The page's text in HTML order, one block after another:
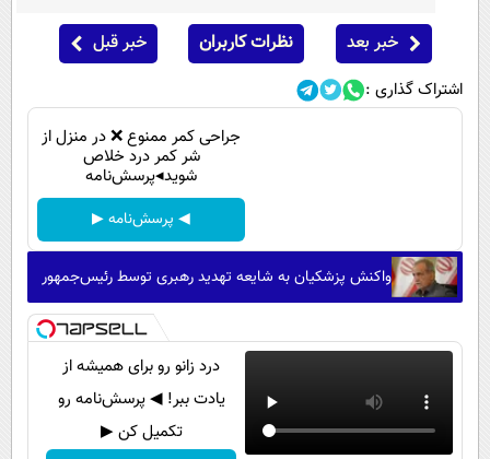
خبر بعد نظرات کاربران خبر قبل
اشتراک گذاری :
جراحی کمر ممنوع ❌ در منزل از
شر کمر درد خلاص
شوید◂پرسش‌نامه
◀ پرسش‌نامه ▶
واکنش پزشکیان به شایعه تهدید رهبری توسط رئیس‌جمهور
درد زانو رو برای همیشه از
یادت ببر! ◀ پرسش‌نامه رو
تکمیل کن ▶